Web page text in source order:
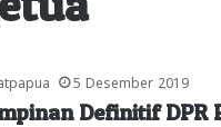
5 Desember 2019
Definitif DPR